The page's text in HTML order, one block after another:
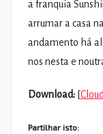
a franquia
arrumar a casa
andamento há
nos nesta e
Download: [Cloud
Partilhar isto: